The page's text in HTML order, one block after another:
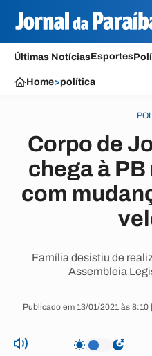
Últimas NotíciasEsportes
Home>política
Corpo de
chega à
com
Família desistiu de
Assembleia
Publicado em 13/01/2021 às